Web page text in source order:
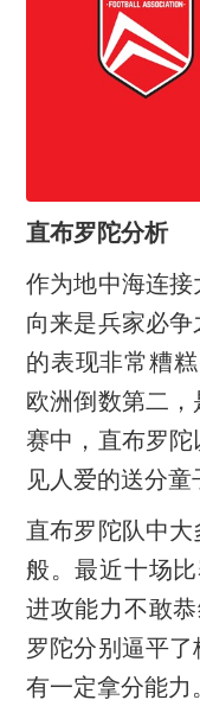
直布罗陀分析
作为地中海连
向来是兵家必
的表现非常糟
欧洲倒数第二
赛中，直布罗陀
见人爱的送分童
直布罗陀队中
般。最近十场
进攻能力不敢
罗陀分别逼平
有一定拿分能力